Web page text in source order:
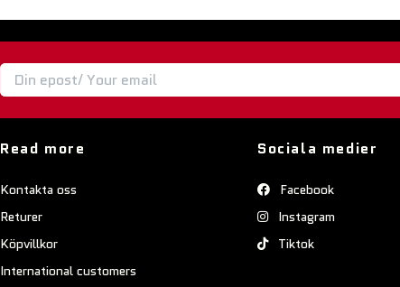
Read more
Kontakta oss
Returer
Köpvillkor
International customers
Sociala medier
Facebook
Instagram
Tiktok